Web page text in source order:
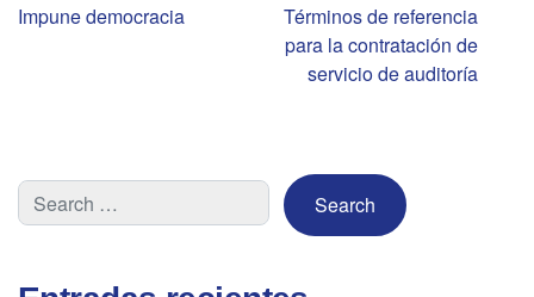
Navegación
Impune democracia
Términos de referencia
para la contratación de
servicio de auditoría